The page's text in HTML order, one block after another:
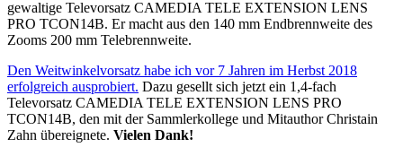
gewaltige Televorsatz CAMEDIA TELE EXTENSION LENS
PRO TCON14B. Er macht aus den 140 mm Endbrennweite des
Zooms 200 mm Telebrennweite.
Den Weitwinkelvorsatz habe ich vor 7 Jahren im Herbst 2018
erfolgreich ausprobiert. Dazu gesellt sich jetzt ein 1,4-fach
Televorsatz CAMEDIA TELE EXTENSION LENS PRO
TCON14B, den mit der Sammlerkollege und Mitauthor Christain
Zahn übereignete. Vielen Dank!